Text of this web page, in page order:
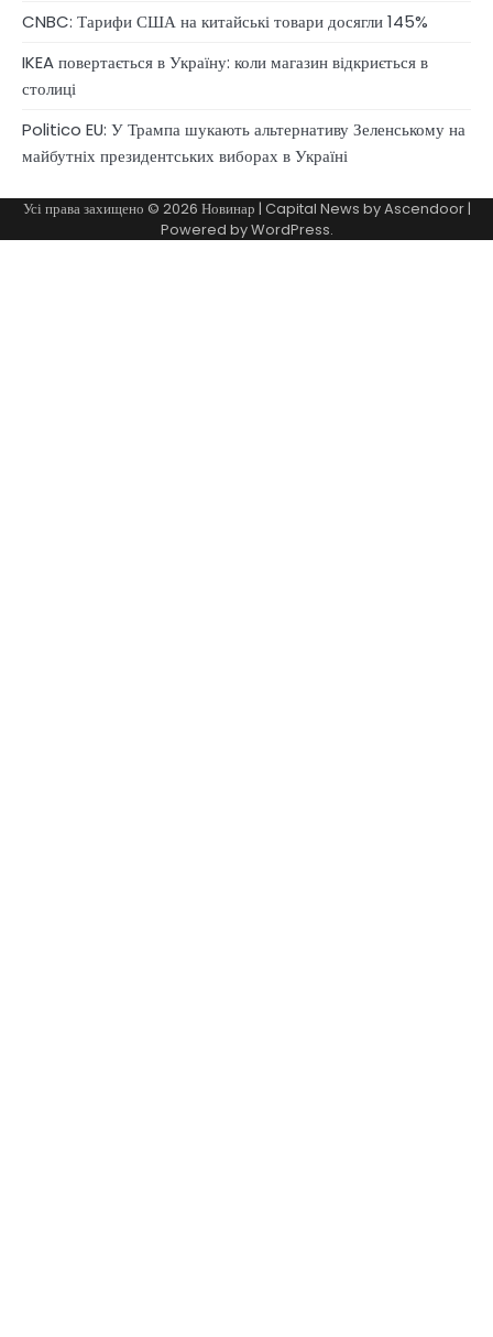
CNBC: Тарифи США на китайські товари досягли 145%
IKEA повертається в Україну: коли магазин відкриється в
столиці
Politico EU: У Трампа шукають альтернативу Зеленському на
майбутніх президентських виборах в Україні
Усі права захищено © 2026 Новинар | Capital News byAscendoor|
Powered byWordPress.